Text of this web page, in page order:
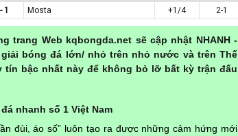
1 Mosta +1/4 2-1
trang Web kqbongda.net sẽ cập nhật NHANH -
bóng đá lớn/ nhỏ trên nhỏ nước và trên Thế
bậc nhất này để không bỏ lỡ bất kỳ trận đấu
nhanh số 1 Việt Nam
đùi, áo số” luôn tạo ra được những cảm hứng mới